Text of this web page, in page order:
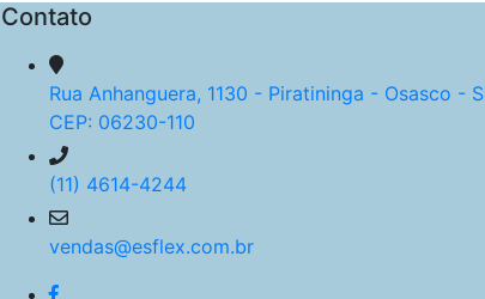
Contato
Rua Anhanguera, 1130 - Piratininga - Osasco -
CEP: 06230-110
(11) 4614-4244
vendas@esflex.com.br